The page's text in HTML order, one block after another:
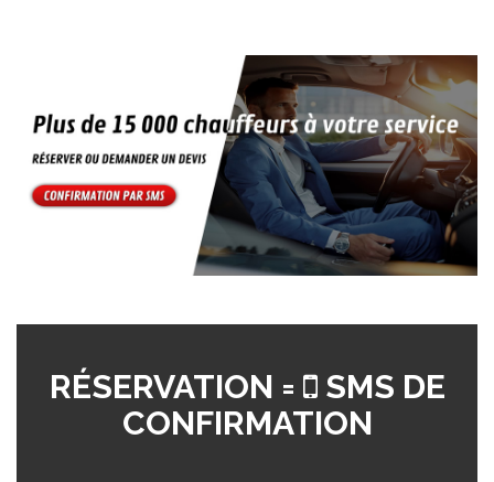
RÉSERVATION =
SMS DE
CONFIRMATION